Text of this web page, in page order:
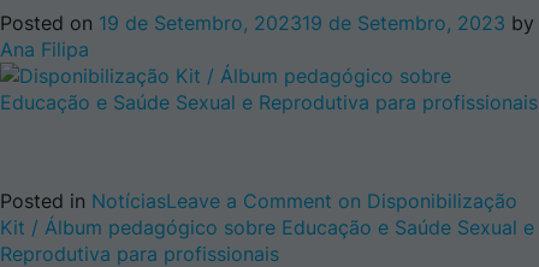
Posted on 19 de Setembro, 202319 de Setembro, 2023 by
Ana Filipa
Posted in NotíciasLeave a Comment on Disponibilização
Kit / Álbum pedagógico sobre Educação e Saúde Sexual e
Reprodutiva para profissionais